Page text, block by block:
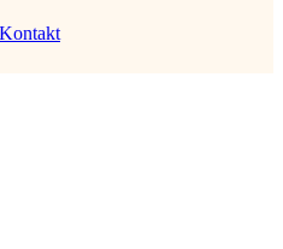
Kontakt